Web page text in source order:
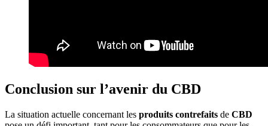
Conclusion sur l’avenir du CBD
La situation actuelle concernant les produits contrefaits de CBD